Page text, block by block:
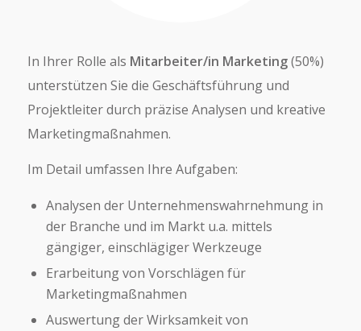
In Ihrer Rolle als Mitarbeiter/in Marketing(50%)
unterstützen Sie die Geschäftsführung und
Projektleiter durch präzise Analysen und kreative
Marketingmaßnahmen.
Im Detail umfassen Ihre Aufgaben:
Analysen der Unternehmenswahrnehmung in
der Branche und im Markt u.a. mittels
gängiger, einschlägiger Werkzeuge
Erarbeitung von Vorschlägen für
Marketingmaßnahmen
Auswertung der Wirksamkeit von